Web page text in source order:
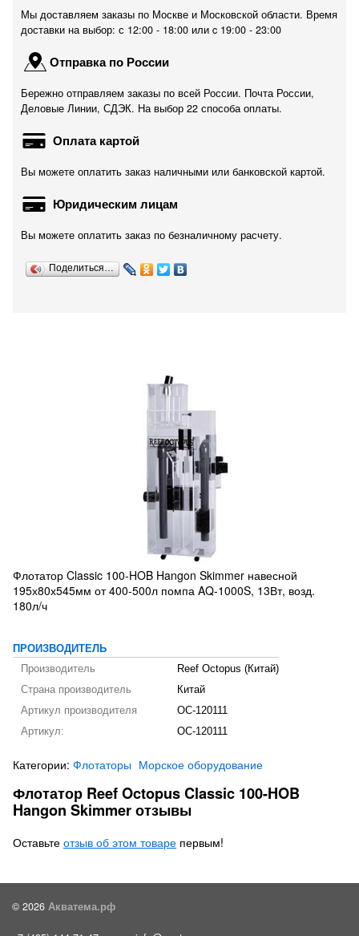
Мы доставляем заказы по Москве и Московской области. Время
доставки на выбор: с 12:00 - 18:00 или c 19:00 - 23:00
Отправка по России
Бережно отправляем заказы по всей России. Почта России,
Деловые Линии, СДЭК. На выбор 22 способа оплаты.
Оплата картой
Вы можете оплатить заказ наличными или банковской картой.
Юридическим лицам
Вы можете оплатить заказ по безналичному расчету.
Поделиться…
Флотатор Classic 100-HOB Hangon Skimmer навесной
195х80х545мм от 400-500л помпа AQ-1000S, 13Вт, возд.
180л/ч
ПРОИЗВОДИТЕЛЬ
Производитель
Reef Octopus (Китай)
Страна производитель
Китай
Артикул производителя
OC-120111
Артикул:
OC-120111
Категории: Флотаторы Морское оборудование
Флотатор Reef Octopus Classic 100-HOB
Hangon Skimmer отзывы
Оставьте отзыв об этом товаре первым!
© 2026 Акватема.рф